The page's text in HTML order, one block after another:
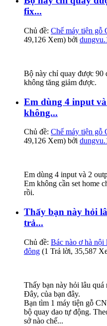
fix...
Chủ đề: Chế máy tiện gỗ
49,126 Xem) bởi
Bộ này chỉ quay được 90
không tăng giảm được.
Em dùng 4 input
không...
Chủ đề: Chế máy tiện gỗ
49,126 Xem) bởi
Em dùng 4 input và 2
Em không cần set home
rồi.
Thấy bạn này hỏi
trả...
Chủ đề: Bác nào ơ hà nội
đông (1 Trả lời, 35,587
Thấy bạn này hỏi lâu
Đây, của bạn đây.
Bạn tìm 1 máy tiện gỗ
bộ quay dao tự động.
sở nào chế...